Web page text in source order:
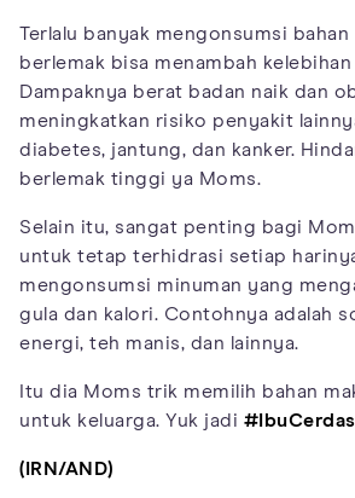
Terlalu banyak mengonsumsi bahan
berlemak bisa menambah
Dampaknya berat badan naik dan
meningkatkan risiko penyakit
diabetes, jantung, dan kanker.
berlemak tinggi ya Moms.
Selain itu, sangat penting bagi
untuk tetap terhidrasi setiap
mengonsumsi minuman yang
gula dan kalori. Contohnya adalah
energi, teh manis, dan lainnya.
Itu dia Moms trik memilih bahan
untuk keluarga. Yuk jadi
(IRN/AND)